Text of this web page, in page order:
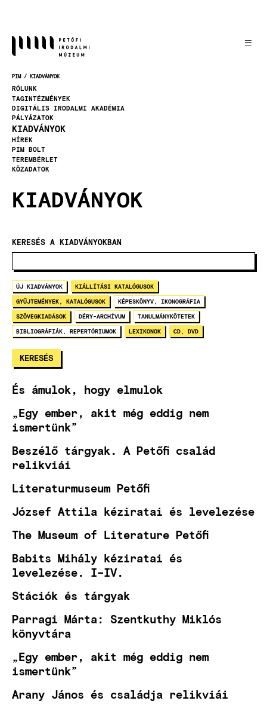
MORZSA
PIM KIADVÁNYOK
RÓLUNK
TAGINTÉZMÉNYEK
DIGITÁLIS IRODALMI AKADÉMIA
PÁLYÁZATOK
KIADVÁNYOK
HÍREK
PIM BOLT
TEREMBÉRLET
KÖZADATOK
KIADVÁNYOK
KERESÉS A KIADVÁNYOKBAN
ÚJ KIADVÁNYOK KIÁLLÍTÁSI KATALÓGUSOK
GYŰJTEMÉNYEK, KATALÓGUSOK KÉPESKÖNYV, IKONOGRÁFIA
SZÖVEGKIADÁSOK DÉRY-ARCHÍVUM TANULMÁNYKÖTETEK
BIBLIOGRÁFIÁK, REPERTÓRIUMOK LEXIKONOK CD, DVD
És ámulok, hogy elmulok
„Egy ember, akit még eddig nem
ismertünk”
Beszélő tárgyak. A Petőfi család
relikviái
Literaturmuseum Petőfi
József Attila kéziratai és levelezése
The Museum of Literature Petőfi
Babits Mihály kéziratai és
levelezése. I–IV.
Stációk és tárgyak
Parragi Márta: Szentkuthy Miklós
könyvtára
„Egy ember, akit még eddig nem
ismertünk”
Arany János és családja relikviái